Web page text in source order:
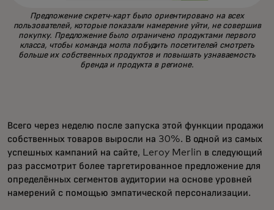
Предложение скретч-карт было ориентировано на всех
пользователей, которые показали намерение уйти, не совершив
покупку. Предложение было ограничено продуктами первого
класса, чтобы команда могла побудить посетителей смотреть
больше их собственных продуктов и повышать узнаваемость
бренда и продукта в регионе.
Всего через неделю после запуска этой функции продажи
собственных товаров выросли на 30%. В одной из самых
успешных кампаний на сайте, Leroy Merlin в следующий
раз рассмотрит более таргетированное предложение для
определённых сегментов аудитории на основе уровней
намерений с помощью эмпатической персонализации.